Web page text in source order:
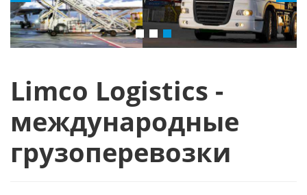
Limco Logistics -
международные
грузоперевозки